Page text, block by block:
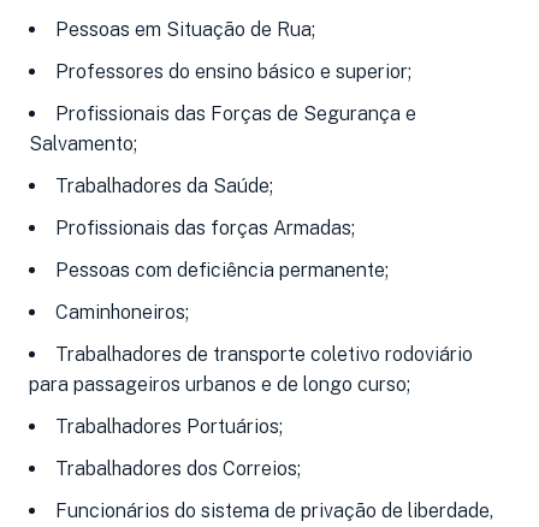
Pessoas em Situação de Rua;
Professores do ensino básico e superior;
Profissionais das Forças de Segurança e
Salvamento;
Trabalhadores da Saúde;
Profissionais das forças Armadas;
Pessoas com deficiência permanente;
Caminhoneiros;
Trabalhadores de transporte coletivo rodoviário
para passageiros urbanos e de longo curso;
Trabalhadores Portuários;
Trabalhadores dos Correios;
Funcionários do sistema de privação de liberdade,